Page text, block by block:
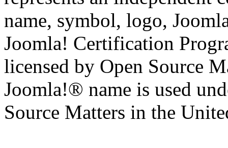
name, symbol, logo,
Joomla! Certification
licensed by Open Source
Joomla!® name is used
Source Matters in the